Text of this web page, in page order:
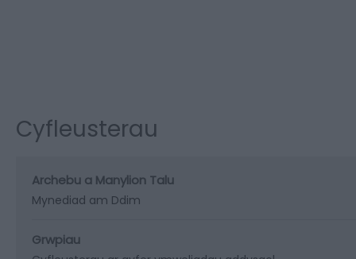
Cyfleusterau
Archebu a Manylion Talu
Mynediad am Ddim
Grwpiau